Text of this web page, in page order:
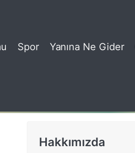
Spor Yanına Ne Gider
Hakkımızda